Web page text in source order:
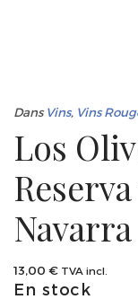
DansVins, Vins
Los
Navarra
13,00 € TVA incl.
En stock